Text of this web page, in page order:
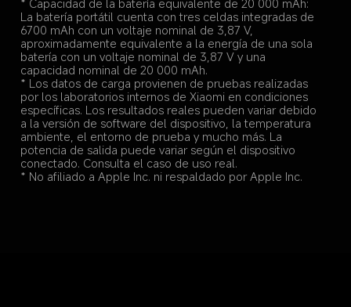
La batería portátil cuenta con tres celdas integradas de
6700 mAh con un voltaje nominal de 3,87 V,
aproximadamente equivalente a la energía de una sola
batería con un voltaje nominal de 3,87 V y una
capacidad nominal de 20 000 mAh.
* Los datos de carga provienen de pruebas realizadas
por los laboratorios internos de Xiaomi en condiciones
específicas. Los resultados reales pueden variar debido
a la versión de software del dispositivo, la temperatura
ambiente, el entorno de prueba y mucho más. La
potencia de salida puede variar según el dispositivo
conectado. Consulta el caso de uso real.
* No afiliado a Apple Inc. ni respaldado por Apple Inc.